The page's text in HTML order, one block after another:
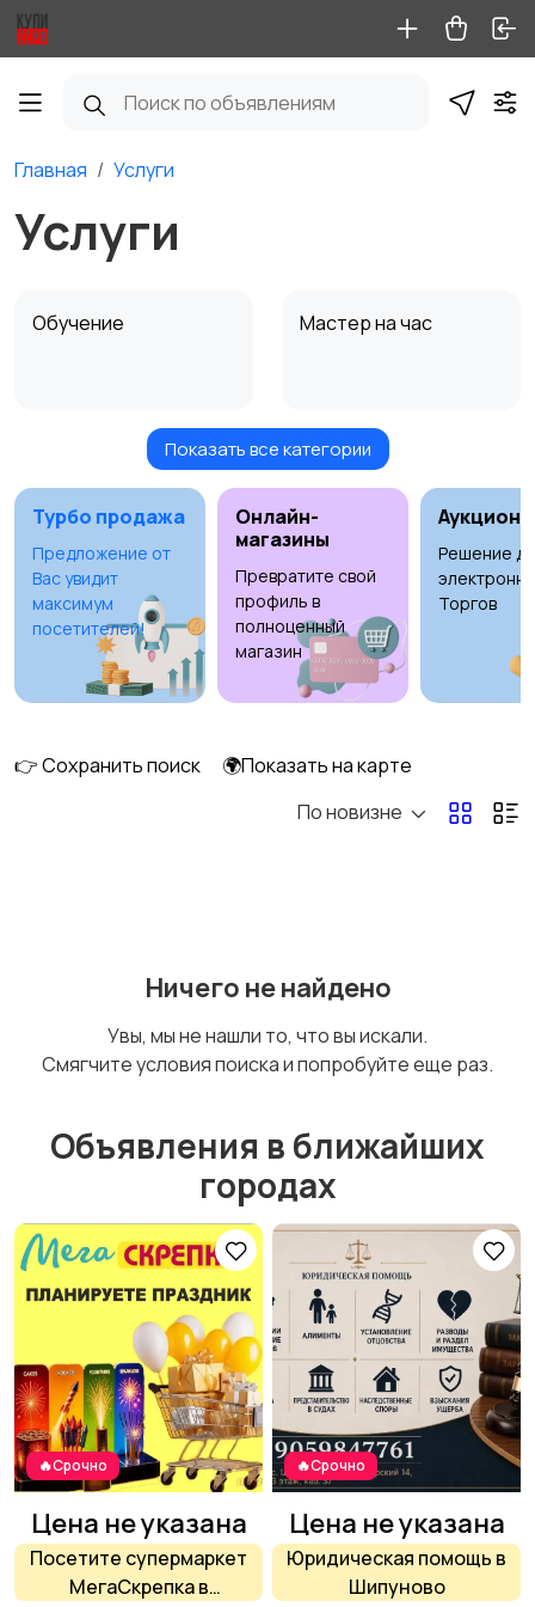
Главная Услуги
Услуги
Обучение Мастер на час
Красота и здоровье Перевозки
Ремонт и
строительство
Компьютерные
услуги
праздников
Изготовление на
Продукты питания
Уход за животными Другое
Показать все категории
Турбо продажа
Предложение от
Вас увидит
максимум
посетителей!
Онлайн-
магазины
Превратите свой
профиль в
полноценный
магазин
Аукционы
Решение
Торгов
👉 Сохранить поиск
🌍Показать на карте
По новизне
Ничего не найдено
Увы, мы не нашли то, что вы искали.
Смягчите условия поиска и попробуйте еще раз.
Объявления в ближайших
городах
🔥Срочно
Цена не указана
Посетите супермаркет
МегаСкрепка в
🔥Срочно
Цена не указана
Юридическая помощь в
Шипуново